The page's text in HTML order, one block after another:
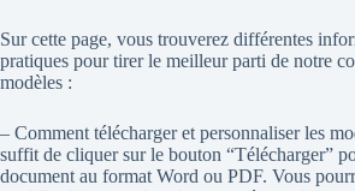
Sur cette page, vous trouverez différentes
pratiques pour tirer le meilleur parti de notre
modèles :
– Comment télécharger et personnaliser les
suffit de cliquer sur le bouton “Télécharger”
document au format Word ou PDF. Vous